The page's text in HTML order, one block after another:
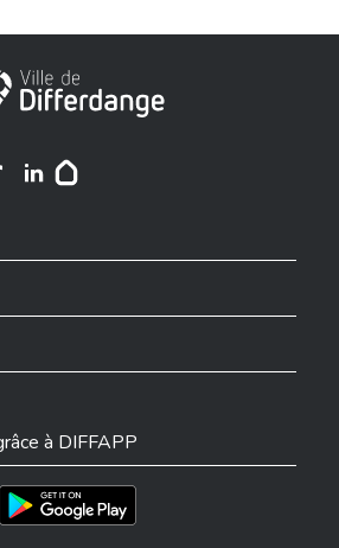
de Differdange
sur Instagram
à DIFFAPP
l'App Store
Téléchargez l'app sur Play Store